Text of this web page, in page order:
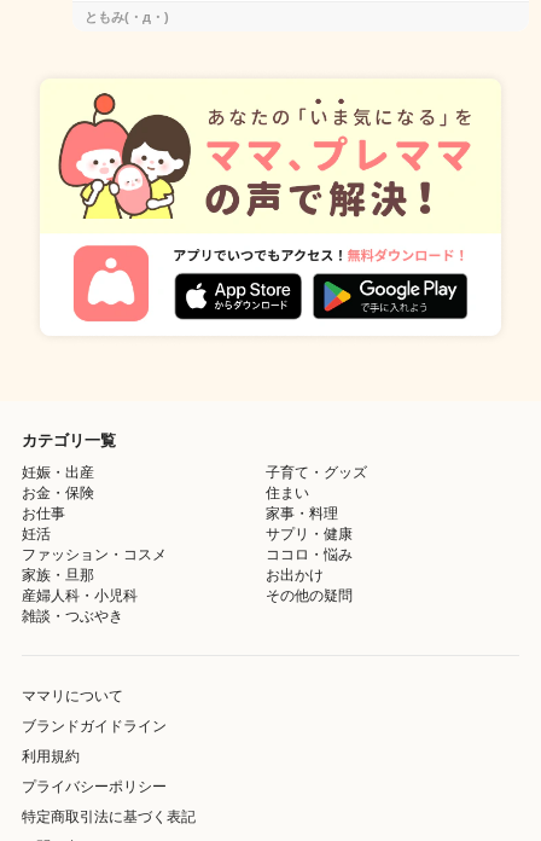
ともみ(・д・)
カテゴリ一覧
妊娠・出産
子育て・グッズ
お金・保険
住まい
お仕事
家事・料理
妊活
サプリ・健康
ファッション・コスメ
ココロ・悩み
家族・旦那
お出かけ
産婦人科・小児科
その他の疑問
雑談・つぶやき
ママリについて
ブランドガイドライン
利用規約
プライバシーポリシー
特定商取引法に基づく表記